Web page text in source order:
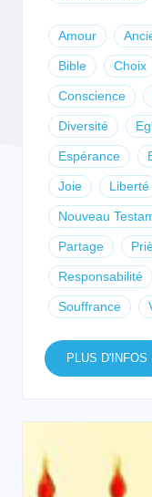
Amour
Bible Choix
Conscience
Diversité
Espérance
Joie Liberté
Nouveau
Partage
Responsabilité
Souffrance
PLUS D'INFOS